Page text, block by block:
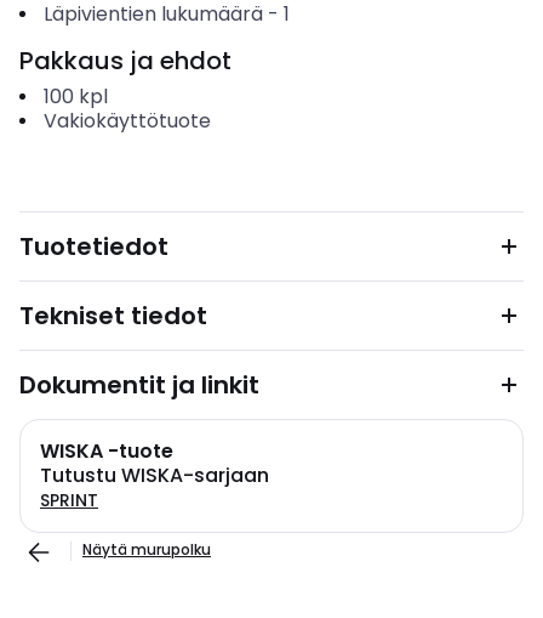
Läpivientien lukumäärä- 1
Pakkaus ja ehdot
100 kpl
Vakiokäyttötuote
Tuotetiedot
Tekniset tiedot
Dokumentit ja linkit
WISKA -tuote
Tutustu WISKA-sarjaan
SPRINT
Näytä murupolku